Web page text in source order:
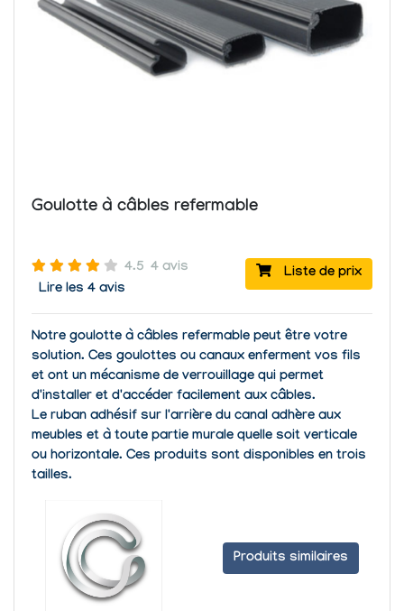
Goulotte à câbles refermable
Liste de prix
4.5 4 avis
Lire les 4 avis
Notre goulotte à câbles refermable peut être votre
solution. Ces goulottes ou canaux enferment vos fils
et ont un mécanisme de verrouillage qui permet
d'installer et d'accéder facilement aux câbles.
Le ruban adhésif sur l'arrière du canal adhère aux
meubles et à toute partie murale quelle soit verticale
ou horizontale. Ces produits sont disponibles en trois
tailles.
Produits similaires